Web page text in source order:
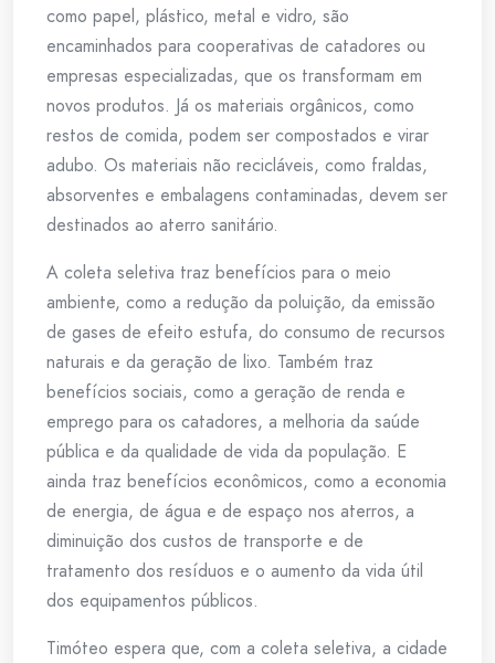
como papel, plástico, metal e vidro, são
encaminhados para cooperativas de catadores ou
empresas especializadas, que os transformam em
novos produtos. Já os materiais orgânicos, como
restos de comida, podem ser compostados e virar
adubo. Os materiais não recicláveis, como fraldas,
absorventes e embalagens contaminadas, devem ser
destinados ao aterro sanitário.
A coleta seletiva traz benefícios para o meio
ambiente, como a redução da poluição, da emissão
de gases de efeito estufa, do consumo de recursos
naturais e da geração de lixo. Também traz
benefícios sociais, como a geração de renda e
emprego para os catadores, a melhoria da saúde
pública e da qualidade de vida da população. E
ainda traz benefícios econômicos, como a economia
de energia, de água e de espaço nos aterros, a
diminuição dos custos de transporte e de
tratamento dos resíduos e o aumento da vida útil
dos equipamentos públicos.
Timóteo espera que, com a coleta seletiva, a cidade